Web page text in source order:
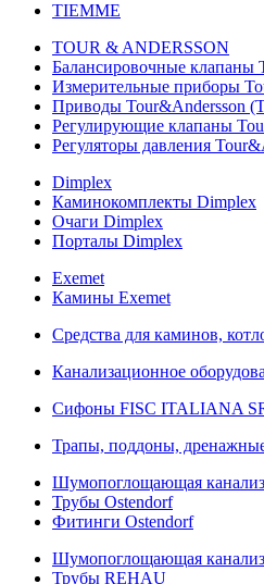
TIEMME
TOUR & ANDERSSON
Балансировочные клапаны
Измерительные приборы
Приводы Tour&Andersson
Регулирующие клапаны
Регуляторы давления
Dimplex
Каминокомплекты Dimplex
Очаги Dimplex
Порталы Dimplex
Exemet
Камины Exemet
Средства для каминов,
Канализационное
Сифоны FISC ITALIANA
Трапы, поддоны,
Шумопоглощающая
Трубы Ostendorf
Фитинги Ostendorf
Шумопоглощающая
Трубы REHAU